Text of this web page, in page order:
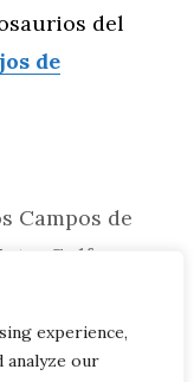
experience,
analyze our
del
de
Campos de
Golf y